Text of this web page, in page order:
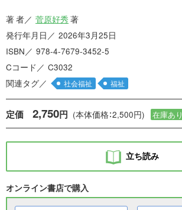
著 者 菅原好秀 著
発行年月日
2026年3月25日
ISBN
978-4-7679-3452-5
Cコード
C3032
関連タグ
社会福祉 福祉
定価 2,750円 (本体価格：2,500円) 在庫あり
立ち読み
オンライン書店で購入